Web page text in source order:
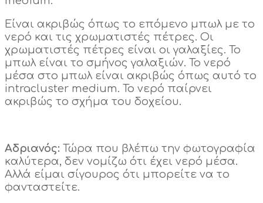
Είναι ακριβώς όπως το επόμενο μπωλ με το
νερό και τις χρωματιστές πέτρες. Οι
χρωματιστές πέτρες είναι οι γαλαξίες. Το
μπωλ είναι το σμήνος γαλαξιών. Το νερό
μέσα στο μπωλ είναι ακριβώς όπως αυτό το
intracluster medium. Το νερό παίρνει
ακριβώς το σχήμα του δοχείου.
Αδριανός: Τώρα που βλέπω την φωτογραφία
καλύτερα, δεν νομίζω ότι έχει νερό μέσα.
Αλλά είμαι σίγουρος ότι μπορείτε να το
φανταστείτε.